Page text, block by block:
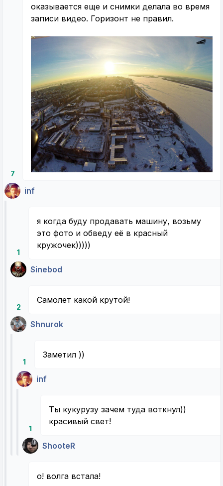
7
оказывается еще и снимки делала во время
записи видео. Горизонт не правил.
inf
1
я когда буду продавать машину, возьму
это фото и обведу её в красный
кружочек)))))
Sinebod
2
Самолет какой крутой!
Shnurok
1
Заметил ))
inf
1
Ты кукурузу зачем туда воткнул))
красивый свет!
ShooteR
о! волга встала!